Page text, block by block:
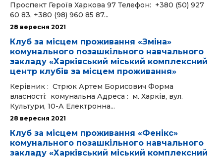
Проспект Героїв Харкова 97 Телефон: +380 (50) 927
60 83, +380 (98) 960 85 87...
28 вересня 2021
Клуб за місцем проживання «Зміна»
комунального позашкільного навчального
закладу «Харківський міський комплексний
центр клубів за місцем проживання»
Керівник : Стрюк Артем Борисович Форма
власності: комунальна Адреса : м. Харків, вул.
Культури, 10-А Електронна...
28 вересня 2021
Клуб за місцем проживання «Фенікс»
комунального позашкільного навчального
закладу «Харківський міський комплексний